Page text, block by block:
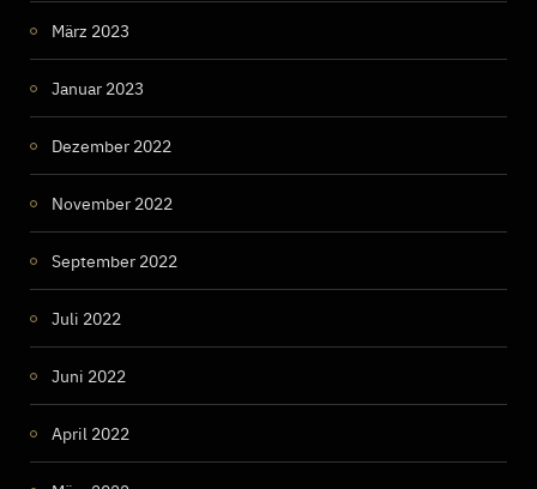
März 2023
Januar 2023
Dezember 2022
November 2022
September 2022
Juli 2022
Juni 2022
April 2022